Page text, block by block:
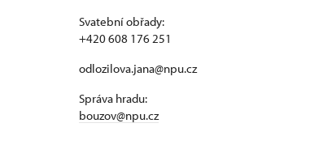
Svatební obřady:
+420 608 176 251
odlozilova.jana@npu.cz
Správa hradu:
bouzov@npu.cz